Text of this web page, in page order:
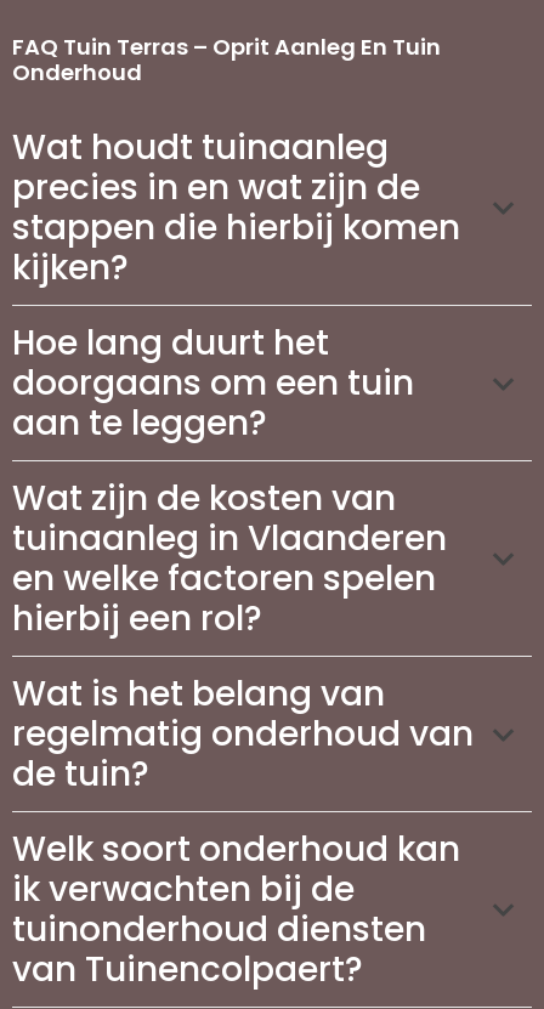
FAQ Tuin Terras – Oprit Aanleg En Tuin
Onderhoud
Wat houdt tuinaanleg
precies in en wat zijn de
stappen die hierbij komen
kijken?
Hoe lang duurt het
doorgaans om een tuin
aan te leggen?
Wat zijn de kosten van
tuinaanleg in Vlaanderen
en welke factoren spelen
hierbij een rol?
Wat is het belang van
regelmatig onderhoud van
de tuin?
Welk soort onderhoud kan
ik verwachten bij de
tuinonderhoud diensten
van Tuinencolpaert?